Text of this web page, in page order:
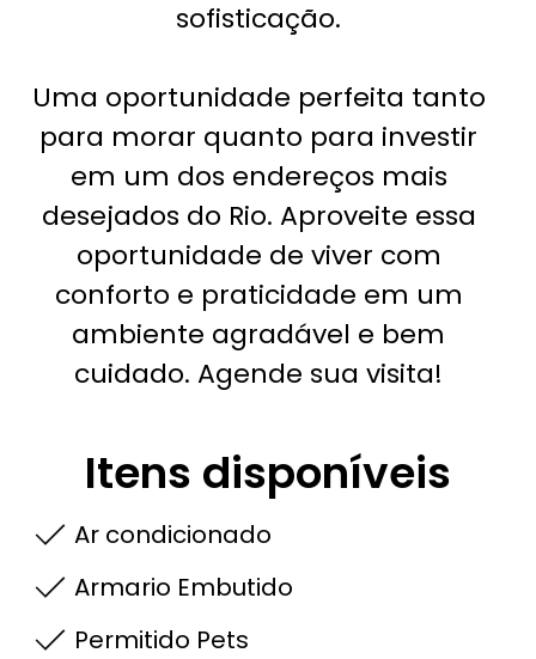
sofisticação.
Uma oportunidade perfeita tanto
para morar quanto para investir
em um dos endereços mais
desejados do Rio. Aproveite essa
oportunidade de viver com
conforto e praticidade em um
ambiente agradável e bem
cuidado. Agende sua visita!
Itens disponíveis
Ar condicionado
Armario Embutido
Permitido Pets